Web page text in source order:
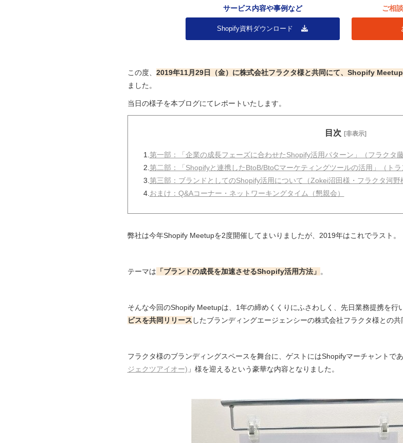
サービス内容や事例など
​Shopify資料ダウンロード
ご相
この度、 2019年11月29日（金）に株式会社フラクタ様と共同にて、Shopify
ました。
当日の様子を本ブログにてレポートいたします。
目次 [非表示]
1. 第一部：「企業の成長フェーズに合わせたShopify活用パターン」（フラクタ藤
2. 第二部：「Shopifyと連携したBtoB/BtoCマーケティングツールの活用」（トラ
3. 第三部：ブランドとしてのShopify活用について（Zokei沼田様・フラクタ河野
4. おまけ：Q&Aコーナー・ネットワーキングタイム（懇親会）
弊社は今年Shopify Meetupを2度開催してまいりましたが、2019年はこれでラスト。
テーマは 「ブランドの成長を加速させるShopify活用方法」 。
そんな今回のShopify Meetupは、1年の締めくくりにふさわしく、先日業務提携を行い
ビスを共同リリース したブランディングエージェンシーの株式会社フラクタ様との共
フラクタ様のブランディングスペースを舞台に、ゲストにはShopifyマーチャントで
ジェクツアイオー) 」様を迎えるという豪華な内容となりました。